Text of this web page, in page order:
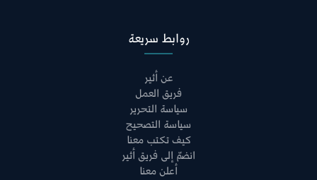
روابط سريعة
عن أثير
فريق العمل
سياسة التحرير
سياسة التصحيح
كيف تكتب معنا
انضمّ إلى فريق أثير
أعلن معنا